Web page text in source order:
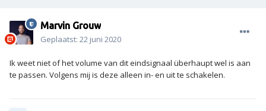
Marvin Grouw
Geplaatst: 22 juni 2020
Ik weet niet of het volume van dit eindsignaal überhaupt wel is aan
te passen. Volgens mij is deze alleen in- en uit te schakelen.